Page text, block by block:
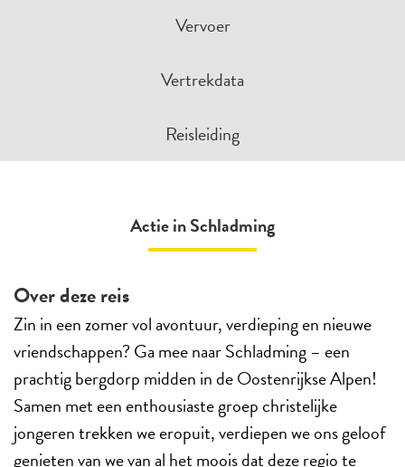
Vervoer
Vertrekdata
Reisleiding
Actie in Schladming
Over deze reis
Zin in een zomer vol avontuur, verdieping en nieuwe
vriendschappen? Ga mee naar Schladming – een
prachtig bergdorp midden in de Oostenrijkse Alpen!
Samen met een enthousiaste groep christelijke
jongeren trekken we eropuit, verdiepen we ons geloof
genieten van we van al het moois dat deze regio te